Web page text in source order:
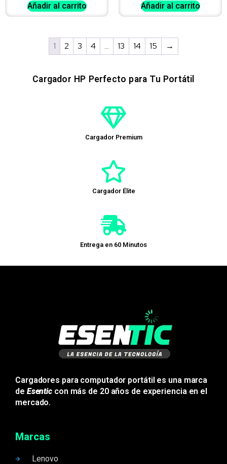
Añadir al carrito Añadir al carrito
1 2 3 4 … 13 14 15 →
Cargador HP Perfecto para Tu Portátil
Cargador Premium
Cargador Élite
Entrega en 60 Minutos
Cargadores para computador portátil es una marca
de Esentic con más de 20 años de experiencia en el
mercado.
Marcas
Lenovo